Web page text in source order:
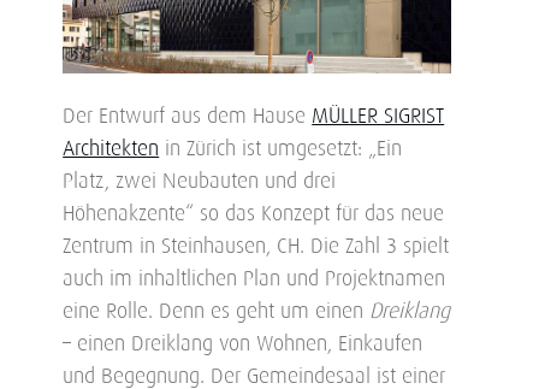
Der Entwurf aus dem Hause MÜLLER SIGRIST
Architekten in Zürich ist umgesetzt: „Ein
Platz, zwei Neubauten und drei
Höhenakzente“ so das Konzept für das neue
Zentrum in Steinhausen, CH. Die Zahl 3 spielt
auch im inhaltlichen Plan und Projektnamen
eine Rolle. Denn es geht um einen Dreiklang
– einen Dreiklang von Wohnen, Einkaufen
und Begegnung. Der Gemeindesaal ist einer